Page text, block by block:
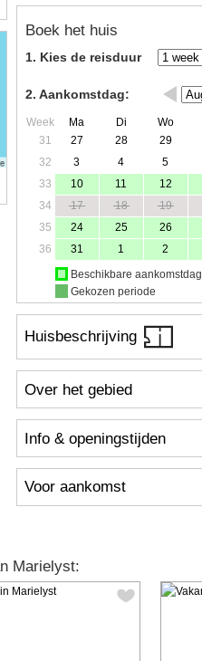
Boek het huis
1. Kies de reisduur
2. Aankomstdag:
Week Ma Di Wo
31
27 28 29
32
3 4 5
33
10 11 12
34
17 18 19
35
24 25 26
36
31 1 2
Beschikbare aankomstdag
Gekozen periode
Huisbeschrijving
Over het gebied
Info & openingstijden
Voor aankomst
Marielyst: